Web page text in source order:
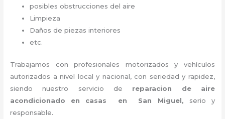
posibles obstrucciones del aire
Limpieza
Daños de piezas interiores
etc.
Trabajamos con profesionales motorizados y vehículos
autorizados a nivel local y nacional, con seriedad y rapidez,
siendo nuestro servicio de reparacion de aire
acondicionado en casas en San Miguel, serio y
responsable.